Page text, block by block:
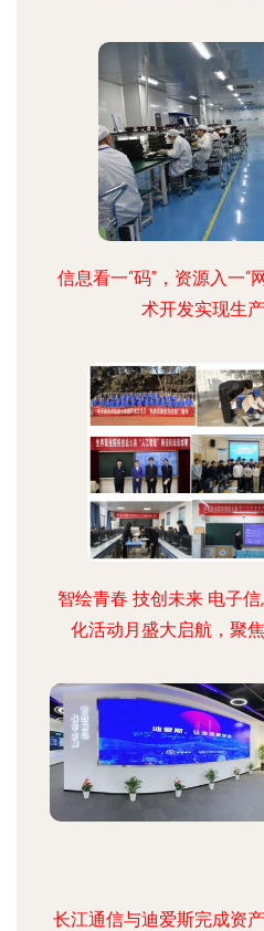
信息看一“码”，资源入一“
术开发实现生
智绘青春 技创未来 电子
化活动月盛大启航，聚
长江通信与迪爱斯完成资